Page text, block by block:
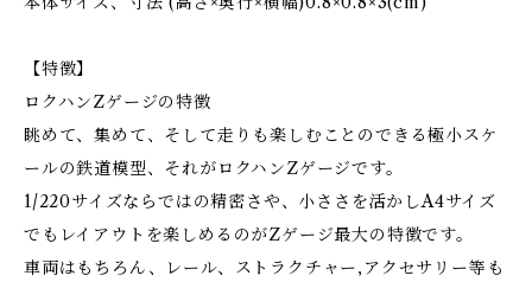
【特徴】
ロクハンZゲージの特徴
眺めて、集めて、そして走りも楽しむことのできる極小スケ
ールの鉄道模型、それがロクハンZゲージです。
1/220サイズならではの精密さや、小ささを活かしA4サイズ
でもレイアウトを楽しめるのがZゲージ最大の特徴です。
車両はもちろん、レール、ストラクチャー,アクセサリー等も